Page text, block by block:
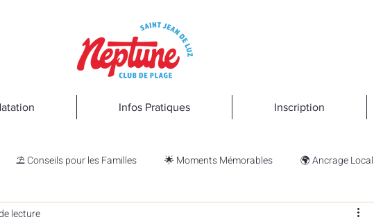
Infos Pratiques Inscription
⛱️ Conseils pour les Familles 🌟 Moments Mémorables 🌍 Ancrage Local
lecture